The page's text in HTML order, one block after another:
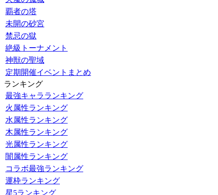
覇者の塔
未開の砂宮
禁忌の獄
絶級トーナメント
神獣の聖域
定期開催イベントまとめ
ランキング
最強キャラランキング
火属性ランキング
水属性ランキング
木属性ランキング
光属性ランキング
闇属性ランキング
コラボ最強ランキング
運枠ランキング
星5ランキング